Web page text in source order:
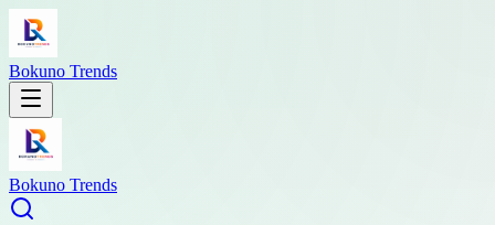
Bokuno Trends
Bokuno Trends